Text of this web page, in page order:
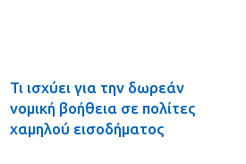
Τι ισχύει για την δωρεάν
νομική βοήθεια σε πολίτες
χαμηλού εισοδήματος